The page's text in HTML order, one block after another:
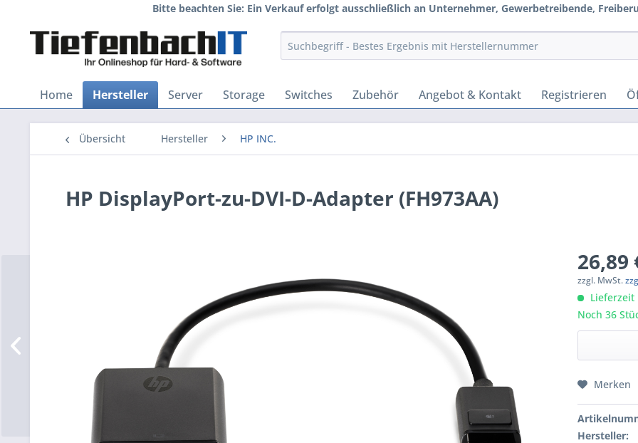
Bitte beachten Sie: Ein Verkauf erfolgt ausschließlich an Unternehmer, Gewerbetreibende,
Home Hersteller Server Storage Switches Zubehör Angebot & Kontakt Registrieren
Übersicht Hersteller HP INC.
HP DisplayPort-zu-DVI-D-Adapter (FH973AA)
26,89
zzgl. MwSt.
Lieferzeit
Noch 36
Merken
Hersteller: